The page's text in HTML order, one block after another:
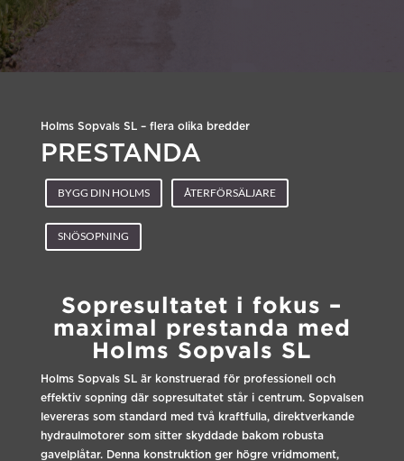
Holms Sopvals SL – flera olika bredder
PRESTANDA
BYGG DIN HOLMS ÅTERFÖRSÄLJARE
SNÖSOPNING
Sopresultatet i fokus –
maximal prestanda med
Holms Sopvals SL
Holms Sopvals SL är konstruerad för professionell och
effektiv sopning där sopresultatet står i centrum. Sopvalsen
levereras som standard med två kraftfulla, direktverkande
hydraulmotorer som sitter skyddade bakom robusta
gavelplåtar. Denna konstruktion ger högre vridmoment,